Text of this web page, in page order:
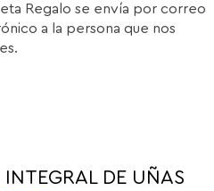
Regalo se envía por correo
a la persona que nos
INTEGRAL DE UÑAS